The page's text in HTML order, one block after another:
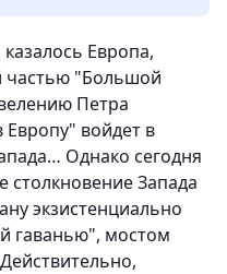
Европа,
частью "Большой
Петра
войдет в
Однако сегодня
Запада
экзистенциально
гаванью", мостом